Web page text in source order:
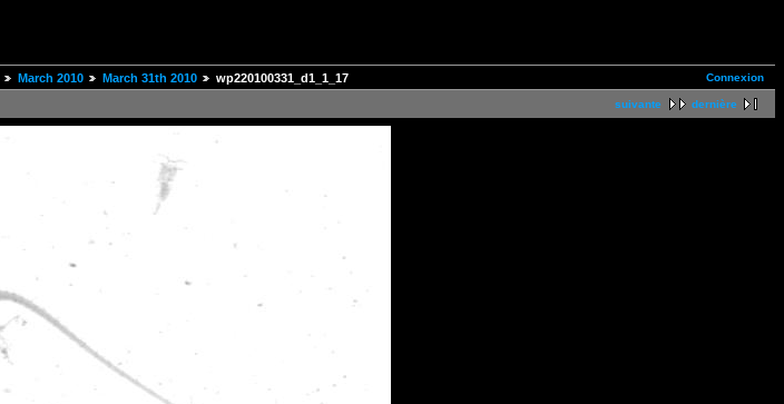
Connexion
March 2010 March 31th 2010 wp220100331_d1_1_17
suivante dernière